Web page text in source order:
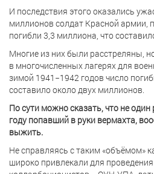
И последствия этого оказались
миллионов солдат Красной армии,
погибли 3,3 миллиона, что
Многие из них были расстреляны,
в многочисленных лагерях для
зимой 1941−1942 годов число
составило около двух миллионов.
По сути можно сказать, что не один
году попавший в руки вермахта,
выжить.
Не справляясь с таким «объёмом»
широко привлекали для